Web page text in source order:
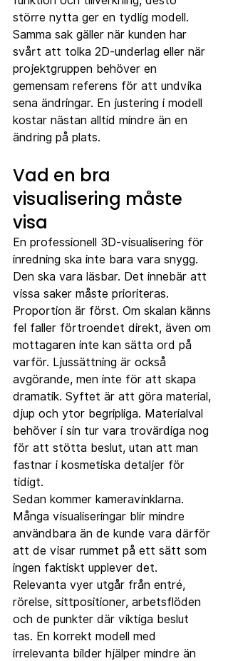
större nytta ger en tydlig modell.
Samma sak gäller när kunden har
svårt att tolka 2D-underlag eller när
projektgruppen behöver en
gemensam referens för att undvika
sena ändringar. En justering i modell
kostar nästan alltid mindre än en
ändring på plats.
Vad en bra
visualisering måste
visa
En professionell 3D-visualisering för
inredning ska inte bara vara snygg.
Den ska vara läsbar. Det innebär att
vissa saker måste prioriteras.
Proportion är först. Om skalan känns
fel faller förtroendet direkt, även om
mottagaren inte kan sätta ord på
varför. Ljussättning är också
avgörande, men inte för att skapa
dramatik. Syftet är att göra material,
djup och ytor begripliga. Materialval
behöver i sin tur vara trovärdiga nog
för att stötta beslut, utan att man
fastnar i kosmetiska detaljer för
tidigt.
Sedan kommer kameravinklarna.
Många visualiseringar blir mindre
användbara än de kunde vara därför
att de visar rummet på ett sätt som
ingen faktiskt upplever det.
Relevanta vyer utgår från entré,
rörelse, sittpositioner, arbetsflöden
och de punkter där viktiga beslut
tas. En korrekt modell med
irrelevanta bilder hjälper mindre än